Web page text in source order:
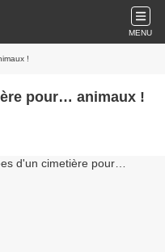
MENU
!
pour… animaux !